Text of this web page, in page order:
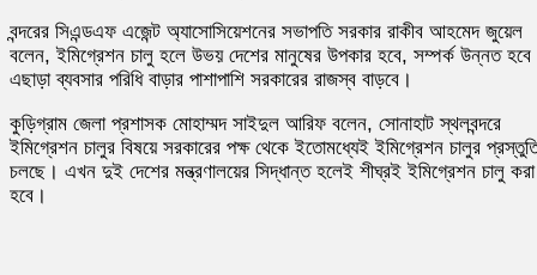
বন্দরের সিএন্ডএফ এজেন্ট অ্যাসোসিয়েশনের সভাপতি সরকার রাকীব আহমেদ জুয়েল
বলেন, ইমিগ্রেশন চালু হলে উভয় দেশের মানুষের উপকার হবে, সম্পর্ক উন্নত
এছাড়া ব্যবসার পরিধি বাড়ার পাশাপাশি সরকারের রাজস্ব বাড়বে।
কুড়িগ্রাম জেলা প্রশাসক মোহাম্মদ সাইদুল আরিফ বলেন, সোনাহাট স্থলবন্দরে
ইমিগ্রেশন চালুর বিষয়ে সরকারের পক্ষ থেকে ইতোমধ্যেই ইমিগ্রেশন চালুর
চলছে। এখন দুই দেশের মন্ত্রণালয়ের সিদ্ধান্ত হলেই শীঘ্রই ইমিগ্রেশন চালু করা
হবে।